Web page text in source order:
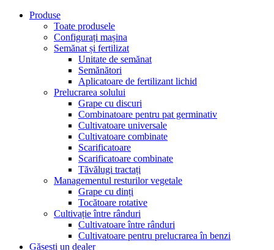
Produse
Toate produsele
Configurați mașina
Semănat și fertilizat
Unitate de semănat
Semănători
Aplicatoare de fertilizant lichid
Prelucrarea solului
Grape cu discuri
Combinatoare pentru pat germinativ
Cultivatoare universale
Cultivatoare combinate
Scarificatoare
Scarificatoare combinate
Tăvălugi tractați
Managementul resturilor vegetale
Grape cu dinți
Tocătoare rotative
Cultivație între rânduri
Cultivatoare între rânduri
Cultivatoare pentru prelucrarea în benzi
Găsești un dealer